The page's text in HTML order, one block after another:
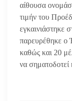
αίθουσα
τιμήν του
εγκαινιάστηκε
παρευρέθηκε ο
καθώς και 20
να